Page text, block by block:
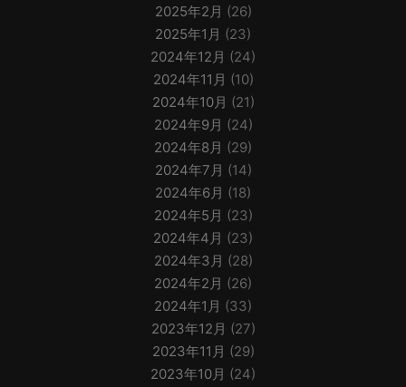
2025年2月 (26)
2025年1月 (23)
2024年12月 (24)
2024年11月 (10)
2024年10月 (21)
2024年9月 (24)
2024年8月 (29)
2024年7月 (14)
2024年6月 (18)
2024年5月 (23)
2024年4月 (23)
2024年3月 (28)
2024年2月 (26)
2024年1月 (33)
2023年12月 (27)
2023年11月 (29)
2023年10月 (24)